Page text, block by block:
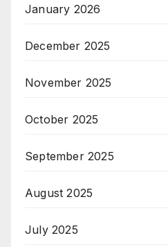
January 2026
December 2025
November 2025
October 2025
September 2025
August 2025
July 2025